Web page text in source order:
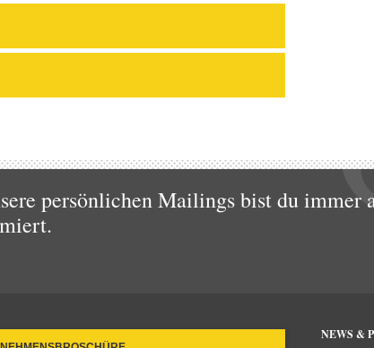
persönlichen Mailings bist du
NEWS &